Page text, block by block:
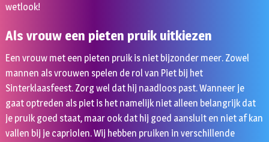
wetlook!
Als vrouw een pieten pruik uitkiezen
Een vrouw met een pieten pruik is niet bijzonder meer. Zowel
mannen als vrouwen spelen de rol van Piet bij het
Sinterklaasfeest. Zorg wel dat hij naadloos past. Wanneer je
gaat optreden als piet is het namelijk niet alleen belangrijk dat
je pruik goed staat, maar ook dat hij goed aansluit en niet af kan
vallen bij je capriolen. Wij hebben pruiken in verschillende